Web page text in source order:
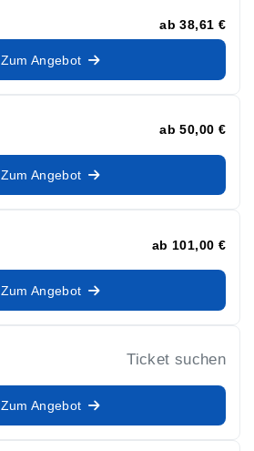
ab 38,61 €
Zum Angebot
ab 50,00 €
Zum Angebot
ab 101,00 €
Zum Angebot
Ticket suchen
Zum Angebot